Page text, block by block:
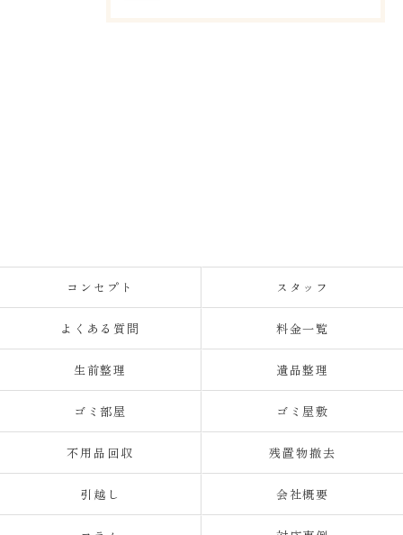
コンセプト スタッフ
よくある質問 料金一覧
生前整理 遺品整理
ゴミ部屋 ゴミ屋敷
不用品回収 残置物撤去
引越し 会社概要